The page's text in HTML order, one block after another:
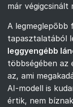
már végigcsinált
A legmeglepőbb
tapasztalatából
leggyengébb
többségében az
az, ami
AI-modell is
értik, nem